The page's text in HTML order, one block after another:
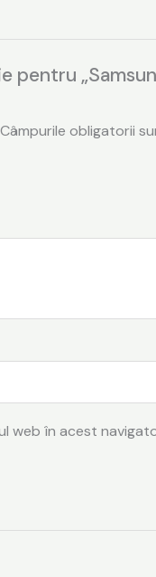
Câmpurile obligatorii
web în acest